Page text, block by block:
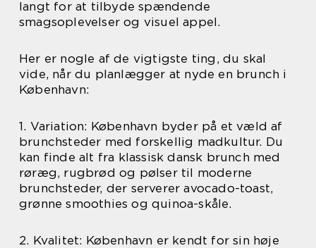
langt for at tilbyde spændende
smagsoplevelser og visuel appel.
Her er nogle af de vigtigste ting, du skal
vide, når du planlægger at nyde en brunch i
København:
1. Variation: København byder på et væld af
brunchsteder med forskellig madkultur. Du
kan finde alt fra klassisk dansk brunch med
røræg, rugbrød og pølser til moderne
brunchsteder, der serverer avocado-toast,
grønne smoothies og quinoa-skåle.
2. Kvalitet: København er kendt for sin høje